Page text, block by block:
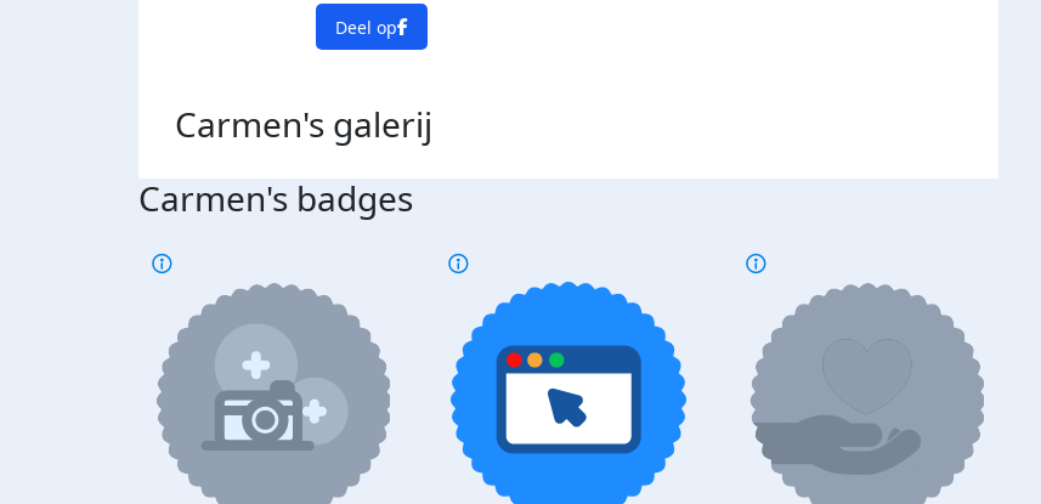
Deel op
Carmen's galerij
Carmen's badges